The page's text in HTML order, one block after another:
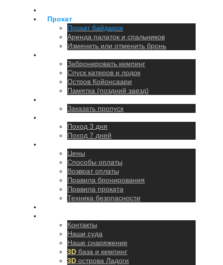
Прокат
Прокат байдарок
Аренда палаток и спальников
Изменить или отменить бронь
Забронировать кемпинг
Спуск катеров и лодок
Остров Койонсаари
Памятка (поздний заезд)
Заказать пропуск
Поход 3 дня
Поход 7 дней
Цены
Способы оплаты
Возврат оплаты
Правила бронирования
Правила проката
Техника безопасности
Контакты
Наши суда
Наше снаряжение
3D база и кемпинг
3D острова Ладоги